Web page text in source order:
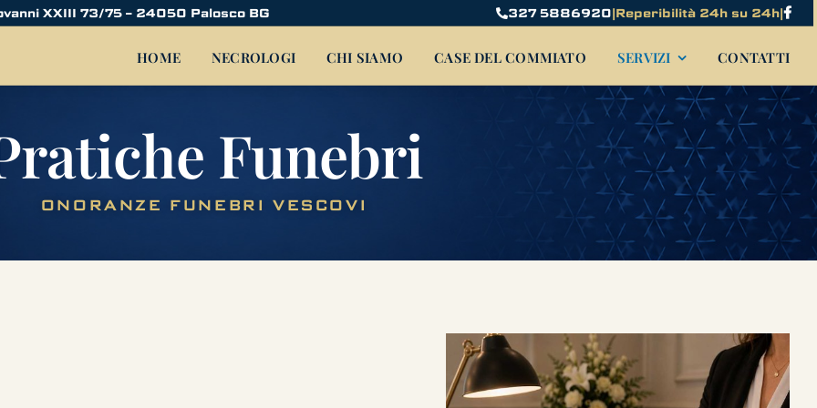
XXIII 73/75 – 24050 Palosco BG 327 5886920|Reperibilità 24h su 24h|
HOME NECROLOGI CHI SIAMO CASE DEL COMMIATO SERVIZI CONTATTI
Funebri
ONORANZE FUNEBRI VESCOVI